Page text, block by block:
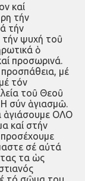
καί
τήν
τήν
τήν ψυχή τοῦ
ὁ
προσωρινά.
προσπάθεια, μέ
τόν
τοῦ Θεοῦ
σύν ἁγιασμῶ.
ἁγιάσουμε ΟΛΟ
καί στήν
σέ αὐτά
τα ὡς